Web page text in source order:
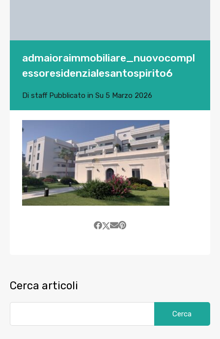
admaioraimmobiliare_nuovocompl
essoresidenzialesantospirito6
Di staffPubblicato in Su 5 Marzo 2026
Cerca articoli